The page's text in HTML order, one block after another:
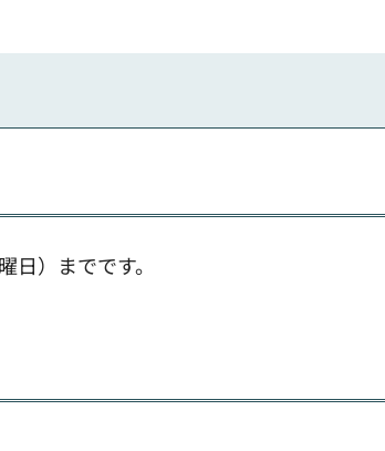
）までです。